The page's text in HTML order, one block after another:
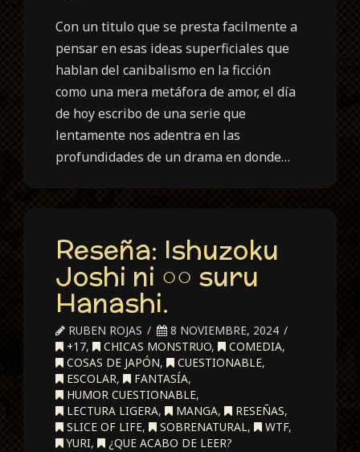
Con un titulo que se presta facilmente a
pensar en esas ideas superficiales que
hablan del canibalismo en la ficción
como una mera metáfora de amor, el día
de hoy escribo de una serie que
lentamente nos adentra en las
profundidades de un drama en donde…
Reseña: Ishuzoku
Joshi ni ○○ suru
Hanashi.
RUBEN ROJAS
8 NOVIEMBRE, 2024
+17, CHICAS MONSTRUO, COMEDIA,
COSAS DE JAPÓN, CUESTIONABLE,
ESCOLAR, FANTASÍA,
HUMOR CUESTIONABLE,
LECTURA LIGERA, MANGA, RESEÑAS,
SLICE OF LIFE, SOBRENATURAL, WTF,
YURI, ¿QUE ACABO DE LEER?